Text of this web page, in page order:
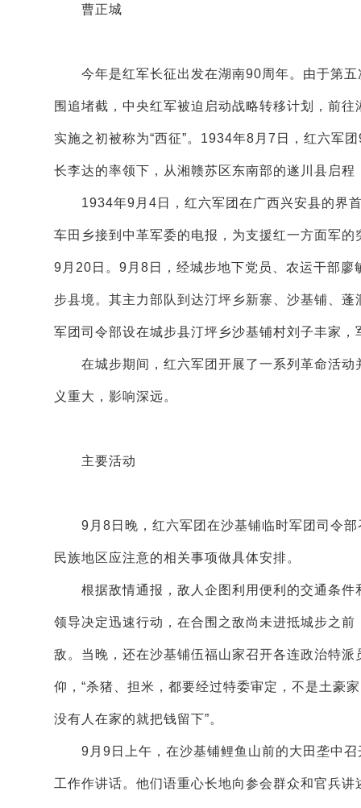
曹正城
今年是红军长征出发在湖南90周年。由于第五
围追堵截，中央红军被迫启动战略转移计划，前
实施之初被称为“西征”。1934年8月7日，红六军
长李达的率领下，从湘赣苏区东南部的遂川县启程
1934年9月4日，红六军团在广西兴安县的界首
车田乡接到中革军委的电报，为支援红一方面军
9月20日。9月8日，经城步地下党员、农运干部
步县境。其主力部队到达汀坪乡新寨、沙基铺、
军团司令部设在城步县汀坪乡沙基铺村刘子丰家
在城步期间，红六军团开展了一系列革命活动
义重大，影响深远。
主要活动
9月8日晚，红六军团在沙基铺临时军团司令部
民族地区应注意的相关事项做具体安排。
根据敌情通报，敌人企图利用便利的交通条件
领导决定迅速行动，在合围之敌尚未进抵城步之
敌。当晚，还在沙基铺伍福山家召开各连政治特
仰，“杀猪、担米，都要经过特委审定，不是土豪
没有人在家的就把钱留下”。
9月9日上午，在沙基铺鲤鱼山前的大田垄中召
工作作讲话。他们语重心长地向参会群众和官兵